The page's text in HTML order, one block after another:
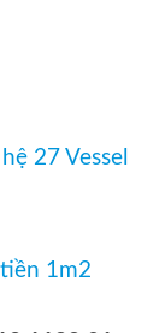
27 Vessel
1m2